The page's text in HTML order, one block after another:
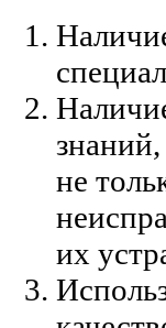
не
их